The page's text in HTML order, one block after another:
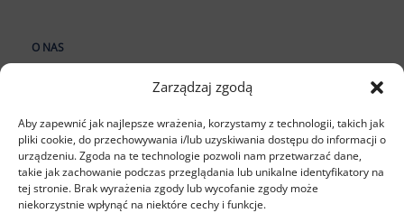
Zarządzaj zgodą
Aby zapewnić jak najlepsze wrażenia, korzystamy z technologii, takich jak
pliki cookie, do przechowywania i/lub uzyskiwania dostępu do informacji o
urządzeniu. Zgoda na te technologie pozwoli nam przetwarzać dane,
takie jak zachowanie podczas przeglądania lub unikalne identyfikatory na
tej stronie. Brak wyrażenia zgody lub wycofanie zgody może
niekorzystnie wpłynąć na niektóre cechy i funkcje.
O NAS
Cennik
USŁUGI